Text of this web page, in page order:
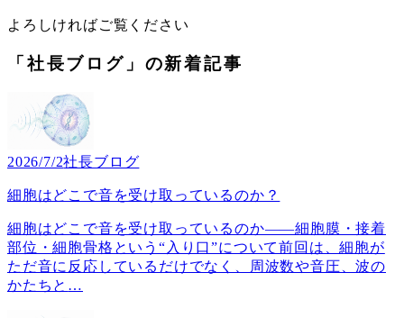
よろしければご覧ください
「社長ブログ」の新着記事
2026/7/2社長ブログ
細胞はどこで音を受け取っているのか？
細胞はどこで音を受け取っているのか――細胞膜・接着
部位・細胞骨格という“入り口”について前回は、細胞が
ただ音に反応しているだけでなく、周波数や音圧、波の
かたちと …